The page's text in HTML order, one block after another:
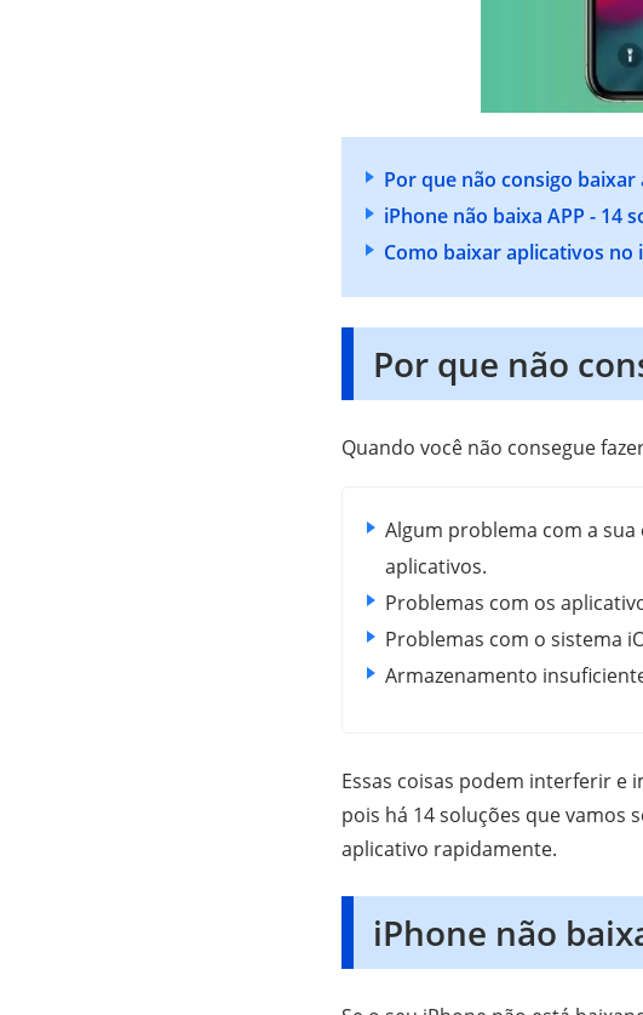
Por que não consigo baixar
iPhone não baixa APP - 14
Como baixar aplicativos no
Por que não
Quando você não consegue
Algum problema com a
aplicativos.
Problemas com os
Problemas com o sistema
Armazenamento
Essas coisas podem interferir e
pois há 14 soluções que vamos
aplicativo rapidamente.
iPhone não